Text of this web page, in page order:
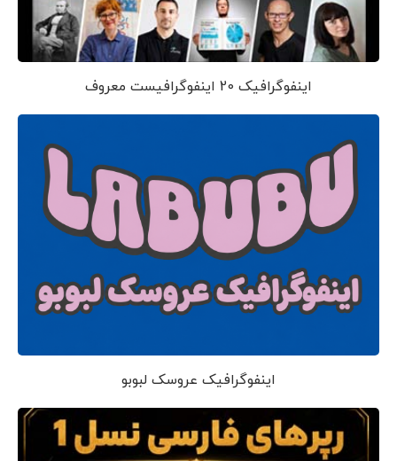
اینفوگرافیک 20 اینفوگرافیست معروف
اینفوگرافیک عروسک لبوبو